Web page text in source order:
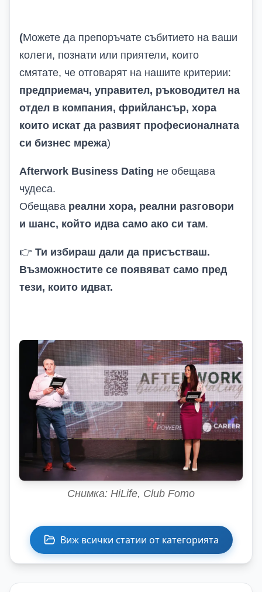
(Можете да препоръчате събитието на ваши
колеги, познати или приятели, които
смятате, че отговарят на нашите критерии:
предприемач, управител, ръководител на
отдел в компания, фрийлансър, хора
които искат да развият професионалната
си бизнес мрежа)
Afterwork Business Dating не обещава
чудеса.
Обещава реални хора, реални разговори
и шанс, който идва само ако си там.
👉 Ти избираш дали да присъстваш.
Възможностите се появяват само пред
тези, които идват.
Снимка: HiLife, Club Fomo
Виж всички статии от категорията